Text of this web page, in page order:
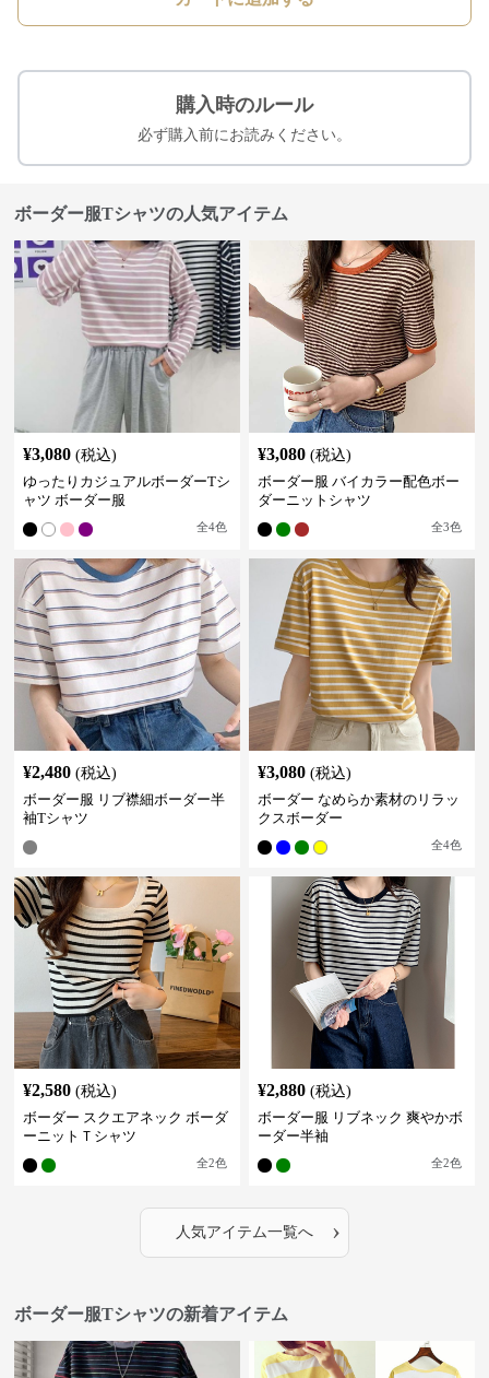
購入時のルール
必ず購入前にお読みください。
ボーダー服Tシャツの人気アイテム
¥3,080 (税込)
ゆったりカジュアルボーダーTシ
ャツ ボーダー服
全4色
¥3,080 (税込)
ボーダー服 バイカラー配色ボー
ダーニットシャツ
全3色
¥2,480 (税込)
ボーダー服 リブ襟細ボーダー半
袖Tシャツ
¥3,080 (税込)
ボーダー なめらか素材のリラッ
クスボーダー
全4色
¥2,580 (税込)
ボーダー スクエアネック ボーダ
ーニットＴシャツ
全2色
¥2,880 (税込)
ボーダー服 リブネック 爽やかボ
ーダー半袖
全2色
人気アイテム一覧へ ›
ボーダー服Tシャツの新着アイテム